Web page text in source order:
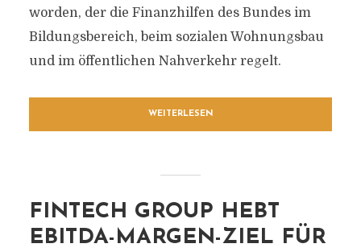
worden, der die Finanzhilfen des Bundes im
Bildungsbereich, beim sozialen Wohnungsbau
und im öffentlichen Nahverkehr regelt.
WEITERLESEN
FINTECH GROUP HEBT
EBITDA-MARGEN-ZIEL FÜR